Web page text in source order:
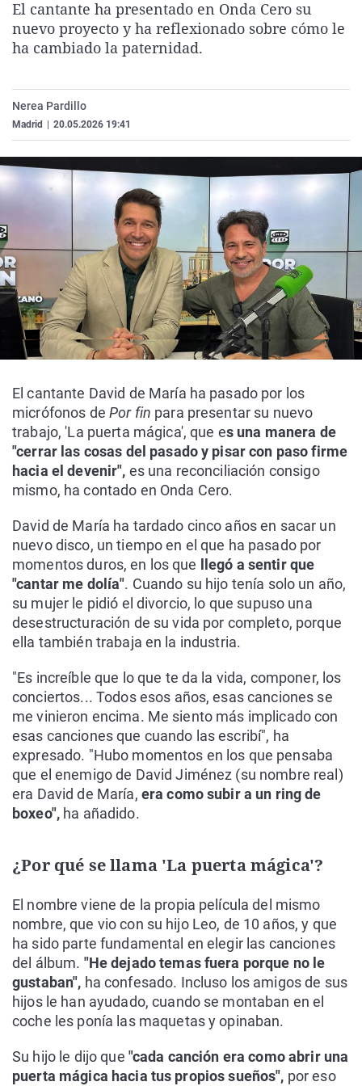
La rosa de los vientos
Caso
Extremadura
Virales
El cantante ha presentado en Onda Cero su
nuevo proyecto y ha reflexionado sobre cómo le
ha cambiado la paternidad.
Nerea Pardillo
Madrid 20.05.2026 19:41
El cantante David de María ha pasado por los
micrófonos de Por fin para presentar su nuevo
trabajo, 'La puerta mágica', que es una manera de
"cerrar las cosas del pasado y pisar con paso firme
hacia el devenir", es una reconciliación consigo
mismo, ha contado en Onda Cero.
David de María ha tardado cinco años en sacar un
nuevo disco, un tiempo en el que ha pasado por
momentos duros, en los que llegó a sentir que
"cantar me dolía". Cuando su hijo tenía solo un año,
su mujer le pidió el divorcio, lo que supuso una
desestructuración de su vida por completo, porque
ella también trabaja en la industria.
"Es increíble que lo que te da la vida, componer, los
conciertos... Todos esos años, esas canciones se
me vinieron encima. Me siento más implicado con
esas canciones que cuando las escribí", ha
expresado. "Hubo momentos en los que pensaba
que el enemigo de David Jiménez (su nombre real)
era David de María, era como subir a un ring de
boxeo",ha añadido.
¿Por qué se llama 'La puerta mágica'?
El nombre viene de la propia película del mismo
nombre, que vio con su hijo Leo, de 10 años, y que
ha sido parte fundamental en elegir las canciones
del álbum. "He dejado temas fuera porque no le
gustaban", ha confesado. Incluso los amigos de sus
hijos le han ayudado, cuando se montaban en el
coche les ponía las maquetas y opinaban.
Su hijo le dijo que "cada canción era como abrir una
puerta mágica hacia tus propios sueños", por eso